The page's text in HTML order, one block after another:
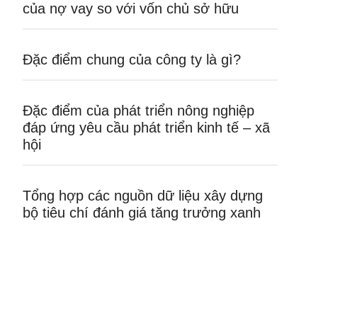
của nợ vay so với vốn chủ sở hữu
Đặc điểm chung của công ty là gì?
Đặc điểm của phát triển nông nghiệp
đáp ứng yêu cầu phát triển kinh tế – xã
hội
Tổng hợp các nguồn dữ liệu xây dựng
bộ tiêu chí đánh giá tăng trưởng xanh